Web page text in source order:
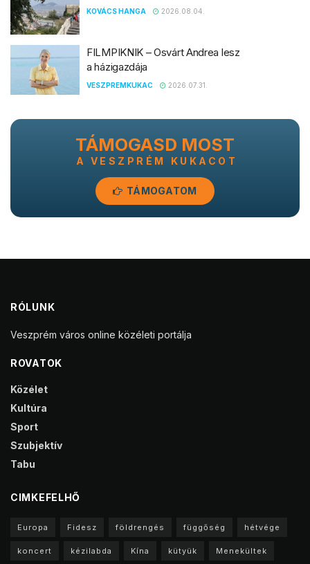
KOVÁCS HANGA 2026.08.04.
FILMPIKNIK – Osvárt Andrea lesz
a házigazdája
VESZPREMKUKAC 2026.07.31.
TÁMOGASD MOST
A VESZPRÉM KUKACOT
TÁMOGATOM
RÓLUNK
Veszprém város online közéleti portálja
ROVATOK
Közélet
Kultúra
Sport
Szubjektív
Tabu
CIMKEFELHŐ
Europa Fidesz földrengés függőség hétvége
koncert kézilabda Kína kütyük Menekültek